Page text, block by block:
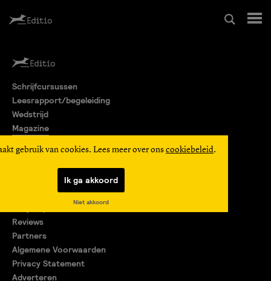
Leesrapport/begeleiding
Wedstrijd
Editio Producties
gebruik van cookies. Lees meer over ons cookiebeleid.
Ik ga akkoord
Niet akkoord
Schrijfcursussen
Leesrapport/begeleiding
Wedstrijd
Magazine
Reviews
Partners
Algemene Voorwaarden
Privacy Statement
Adverteren